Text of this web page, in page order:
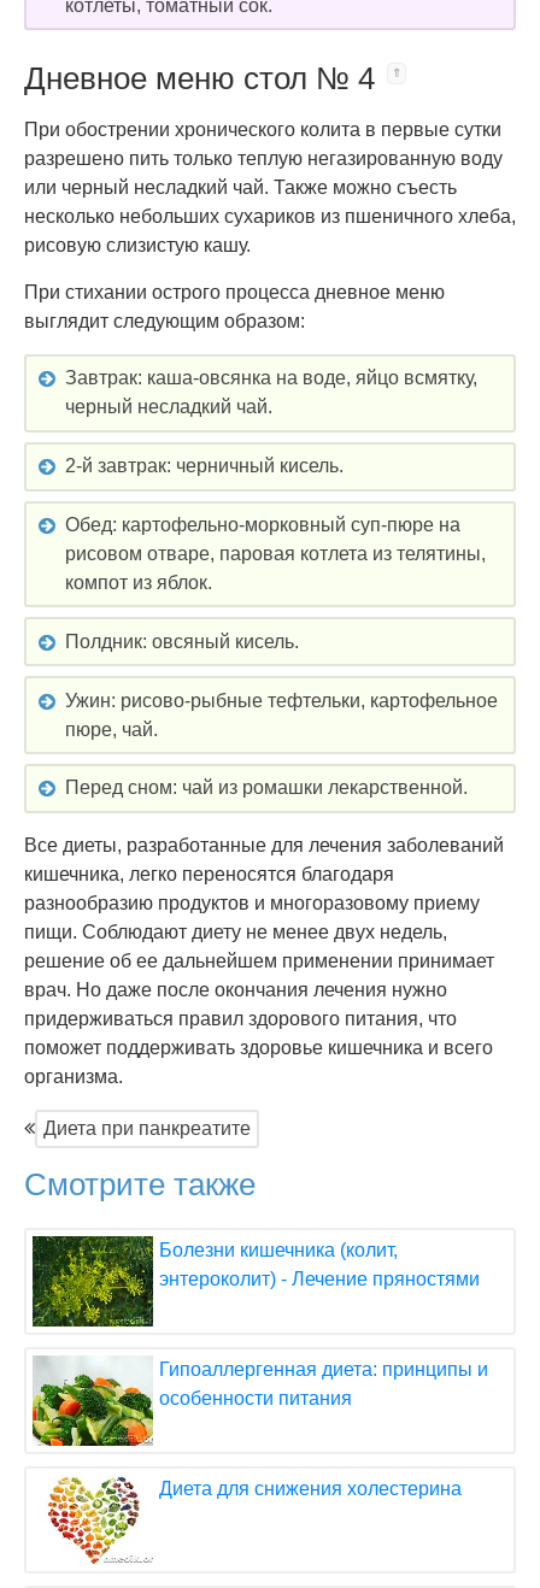
котлеты, томатный сок.
Дневное меню стол № 4
При обострении хронического колита в первые сутки
разрешено пить только теплую негазированную воду
или черный несладкий чай. Также можно съесть
несколько небольших сухариков из пшеничного хлеба,
рисовую слизистую кашу.
При стихании острого процесса дневное меню
выглядит следующим образом:
Завтрак: каша-овсянка на воде, яйцо всмятку,
черный несладкий чай.
2-й завтрак: черничный кисель.
Обед: картофельно-морковный суп-пюре на
рисовом отваре, паровая котлета из телятины,
компот из яблок.
Полдник: овсяный кисель.
Ужин: рисово-рыбные тефтельки, картофельное
пюре, чай.
Перед сном: чай из ромашки лекарственной.
Все диеты, разработанные для лечения заболеваний
кишечника, легко переносятся благодаря
разнообразию продуктов и многоразовому приему
пищи. Соблюдают диету не менее двух недель,
решение об ее дальнейшем применении принимает
врач. Но даже после окончания лечения нужно
придерживаться правил здорового питания, что
поможет поддерживать здоровье кишечника и всего
организма.
Диета при панкреатите
Смотрите также
Болезни кишечника (колит,
энтероколит) - Лечение пряностями
Гипоаллергенная диета: принципы и
особенности питания
Диета для снижения холестерина